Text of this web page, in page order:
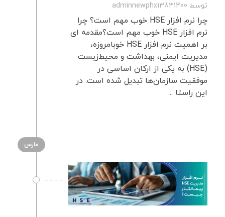
توسط adminnewphx13831400
چرا نرم افزار HSE خوب مهم است؟ چرا
نرم افزار HSE خوب مهم است؟مقدمه ای
بر اهمیت نرم افزار HSE خوبامروزه،
مدیریت ایمنی، بهداشت و محیط‌زیست
(HSE) به یکی از ارکان اساسی در
موفقیت سازمان‌ها تبدیل شده است. در
این راستا ...
مارس